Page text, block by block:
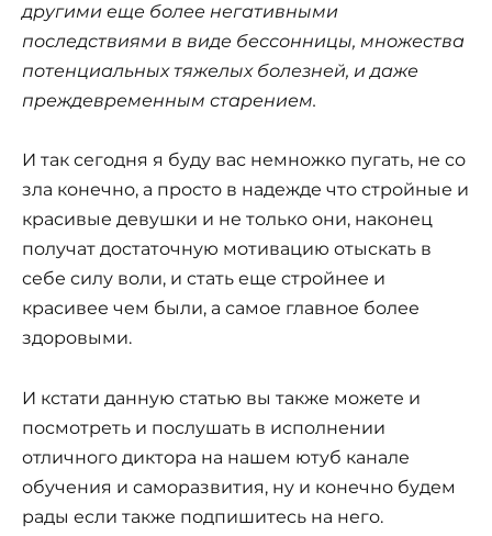
другими еще более негативными
последствиями в виде бессонницы, множества
потенциальных тяжелых болезней, и даже
преждевременным старением.
И так сегодня я буду вас немножко пугать, не со
зла конечно, а просто в надежде что стройные и
красивые девушки и не только они, наконец
получат достаточную мотивацию отыскать в
себе силу воли, и стать еще стройнее и
красивее чем были, а самое главное более
здоровыми.
И кстати данную статью вы также можете и
посмотреть и послушать в исполнении
отличного диктора на нашем ютуб канале
обучения и саморазвития, ну и конечно будем
рады если также подпишитесь на него.